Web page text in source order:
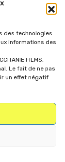
des technologies
informations des
FILMS,
Le fait de ne pas
un effet négatif